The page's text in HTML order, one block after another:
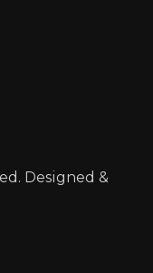
Designed &